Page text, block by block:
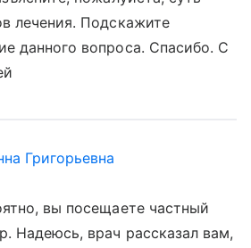
лечения. Подскажите
данного вопроса. Спасибо. С
Григорьевна
вы посещаете частный
Надеюсь, врач рассказал вам,